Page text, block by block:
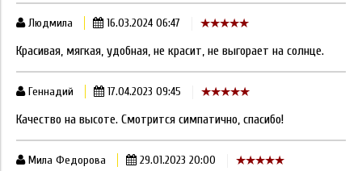
Людмила 16.03.2024 06:47
Красивая, мягкая, удобная, не красит, не выгорает на солнце.
Геннадий 17.04.2023 09:45
Качество на высоте. Смотрится симпатично, спасибо!
Мила Федорова 29.01.2023 20:00